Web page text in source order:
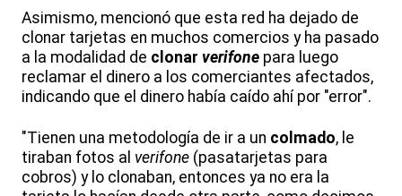
Asimismo, mencionó que esta red ha dejado de
clonar tarjetas en muchos comercios y ha pasado
a la modalidad de clonar verifone para luego
reclamar el dinero a los comerciantes afectados,
indicando que el dinero había caído ahí por "error".
"Tienen una metodología de ir a un colmado, le
tiraban fotos al verifone (pasatarjetas para
cobros) y lo clonaban, entonces ya no era la